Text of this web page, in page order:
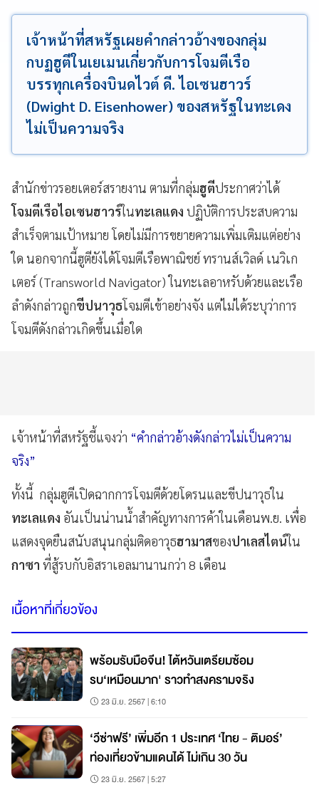
เจ้าหน้าที่สหรัฐเผยคำกล่าวอ้างของกลุ่ม
กบฏฮูตีในเยเมนเกี่ยวกับการโจมตีเรือ
บรรทุกเครื่องบินดไวต์ ดี. ไอเซนฮาวร์
(Dwight D. Eisenhower) ของสหรัฐในทะเดง
ไม่เป็นความจริง
สำนักข่าวรอยเตอร์สรายงาน ตามที่กลุ่มฮูตีประกาศว่าได้
โจมตีเรือไอเซนฮาวร์ในทะเลแดง ปฏิบัติการประสบความ
สำเร็จตามเป้าหมาย โดยไม่มีการขยายความเพิ่มเติมแต่อย่าง
ใด นอกจากนี้ฮูตียังได้โจมตีเรือพาณิชย์ ทรานส์เวิลด์ เนวิเก
เตอร์ (Transworld Navigator) ในทะเลอาหรับด้วยและเรือ
ลำดังกล่าวถูกขีปนาวุธโจมตีเข้าอย่างจัง แต่ไม่ได้ระบุว่าการ
โจมตีดังกล่าวเกิดขึ้นเมื่อใด
เจ้าหน้าที่สหรัฐชี้แจงว่า “คำกล่าวอ้างดังกล่าวไม่เป็นความ
จริง”
ทั้งนี้ กลุ่มฮูตีเปิดฉากการโจมตีด้วยโดรนและขีปนาวุธใน
ทะเลแดง อันเป็นน่านน้ำสำคัญทางการค้าในเดือนพ.ย. เพื่อ
แสดงจุดยืนสนับสนุนกลุ่มติดอาวุธฮามาสของปาเลสไตน์ใน
กาซา ที่สู้รบกับอิสราเอลมานานกว่า 8 เดือน
เนื้อหาที่เกี่ยวข้อง
พร้อมรับมือจีน! ไต้หวันเตรียมซ้อม
รบ‘เหมือนมาก' ราวทำสงครามจริง
23 มิ.ย. 2567 | 6:10
‘วีซ่าฟรี’ เพิ่มอีก 1 ประเทศ ‘ไทย - ติมอร์’
ท่องเที่ยวข้ามแดนได้ ไม่เกิน 30 วัน
23 มิ.ย. 2567 | 5:27